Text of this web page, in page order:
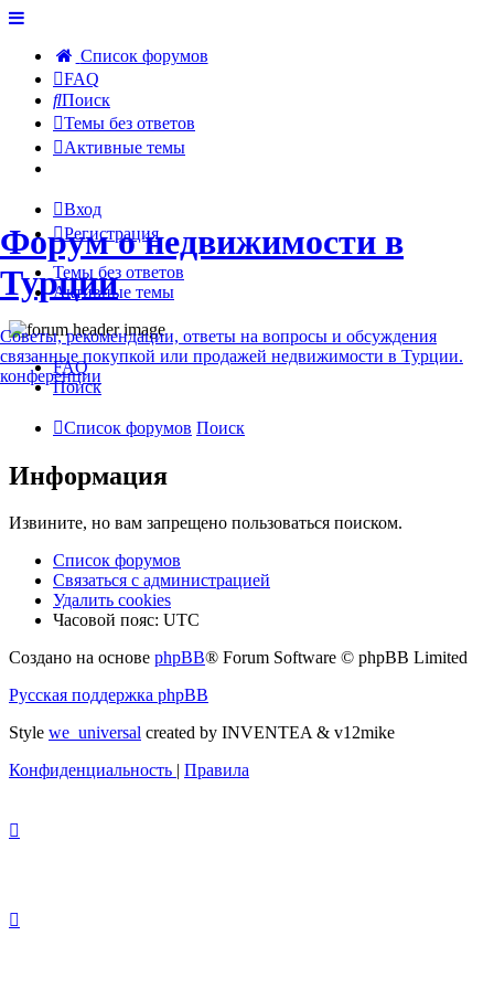
Список форумов
FAQ
Поиск
Темы без ответов
Активные темы
Вход
Регистрация
Темы без ответов
Активные темы
Форум о недвижимости в
Турции
Советы, рекомендации, ответы на вопросы и обсуждения
связанные покупкой или продажей недвижимости в Турции.
конференции
FAQ
Поиск
Список форумов Поиск
Информация
Извините, но вам запрещено пользоваться поиском.
Список форумов
Связаться с администрацией
Удалить cookies
Часовой пояс: UTC
Создано на основе phpBB® Forum Software © phpBB Limited
Русская поддержка phpBB
Style we_universal created by INVENTEA & v12mike
Конфиденциальность | Правила